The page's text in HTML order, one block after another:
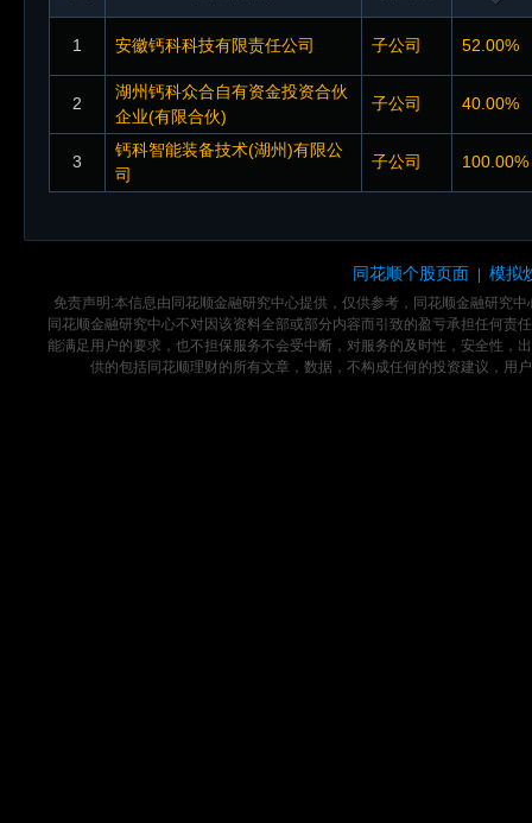
1 安徽钙科科技有限责任公司 子公司 52.00%
2
湖州钙科众合自有资金投资合伙
企业(有限合伙)
子公司 40.00%
3
钙科智能装备技术(湖州)有限公
司
子公司 100.00%
同花顺个股页面 模拟
免责声明:本信息由同花顺金融研究中心提供，仅供参考，同花顺金融研究
同花顺金融研究中心不对因该资料全部或部分内容而引致的盈亏承担任何
能满足用户的要求，也不担保服务不会受中断，对服务的及时性，安全性，
供的包括同花顺理财的所有文章，数据，不构成任何的投资建议，用